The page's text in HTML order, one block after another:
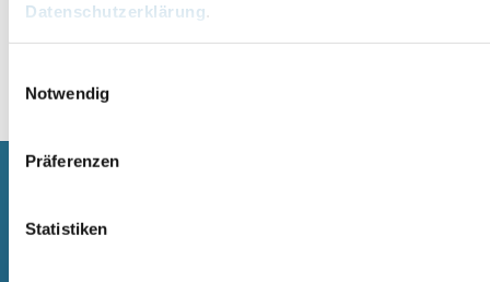
Datenschutzerklärung.
Notwendig
Präferenzen
Statistiken
Alternative: